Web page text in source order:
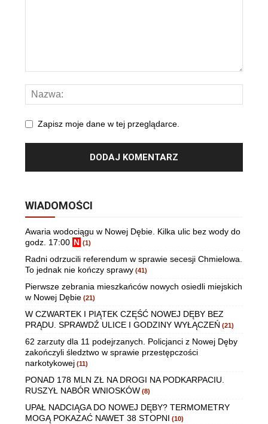
Zapisz moje dane w tej przeglądarce.
WIADOMOŚCI
Awaria wodociągu w Nowej Dębie. Kilka ulic bez wody do
godz. 17:00 N (1)
Radni odrzucili referendum w sprawie secesji Chmielowa.
To jednak nie kończy sprawy (41)
Pierwsze zebrania mieszkańców nowych osiedli miejskich
w Nowej Dębie (21)
W CZWARTEK I PIĄTEK CZĘŚĆ NOWEJ DĘBY BEZ
PRĄDU. SPRAWDŹ ULICE I GODZINY WYŁĄCZEŃ (21)
62 zarzuty dla 11 podejrzanych. Policjanci z Nowej Dęby
zakończyli śledztwo w sprawie przestępczości
narkotykowej (11)
PONAD 178 MLN ZŁ NA DROGI NA PODKARPACIU.
RUSZYŁ NABÓR WNIOSKÓW (8)
UPAŁ NADCIĄGA DO NOWEJ DĘBY? TERMOMETRY
MOGĄ POKAZAĆ NAWET 38 STOPNI (10)